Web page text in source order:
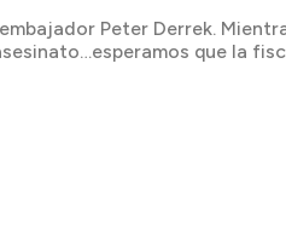
Peter Derrek.
que la